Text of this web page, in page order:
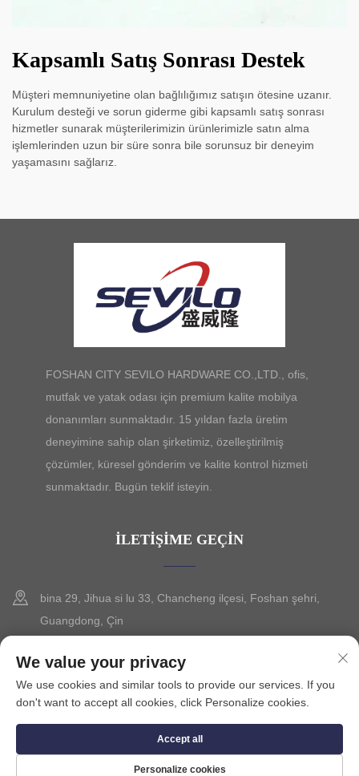
Kapsamlı Satış Sonrası Destek
Müşteri memnuniyetine olan bağlılığımız satışın ötesine uzanır.
Kurulum desteği ve sorun giderme gibi kapsamlı satış sonrası
hizmetler sunarak müşterilerimizin ürünlerimizle satın alma
işlemlerinden uzun bir süre sonra bile sorunsuz bir deneyim
yaşamasını sağlarız.
FOSHAN CITY SEVILO HARDWARE CO.,LTD., ofis,
mutfak ve yatak odası için premium kalite mobilya
donanımları sunmaktadır. 15 yıldan fazla üretim
deneyimine sahip olan şirketimiz, özelleştirilmiş
çözümler, küresel gönderim ve kalite kontrol hizmeti
sunmaktadır. Bugün teklif isteyin.
İLETIŞIME GEÇIN
bina 29, Jihua si lu 33, Chancheng ilçesi, Foshan şehri,
Guangdong, Çin
+86-13630015425
[email protected]
Telif Hakkı © 2025 FOSHAN CITY SEVILO HARDWARE CO.,LTD.
Gizlilik Politikası
We value your privacy
We use cookies and similar tools to provide our services. If you
don't want to accept all cookies, click Personalize cookies.
Personalize cookies
Accept all